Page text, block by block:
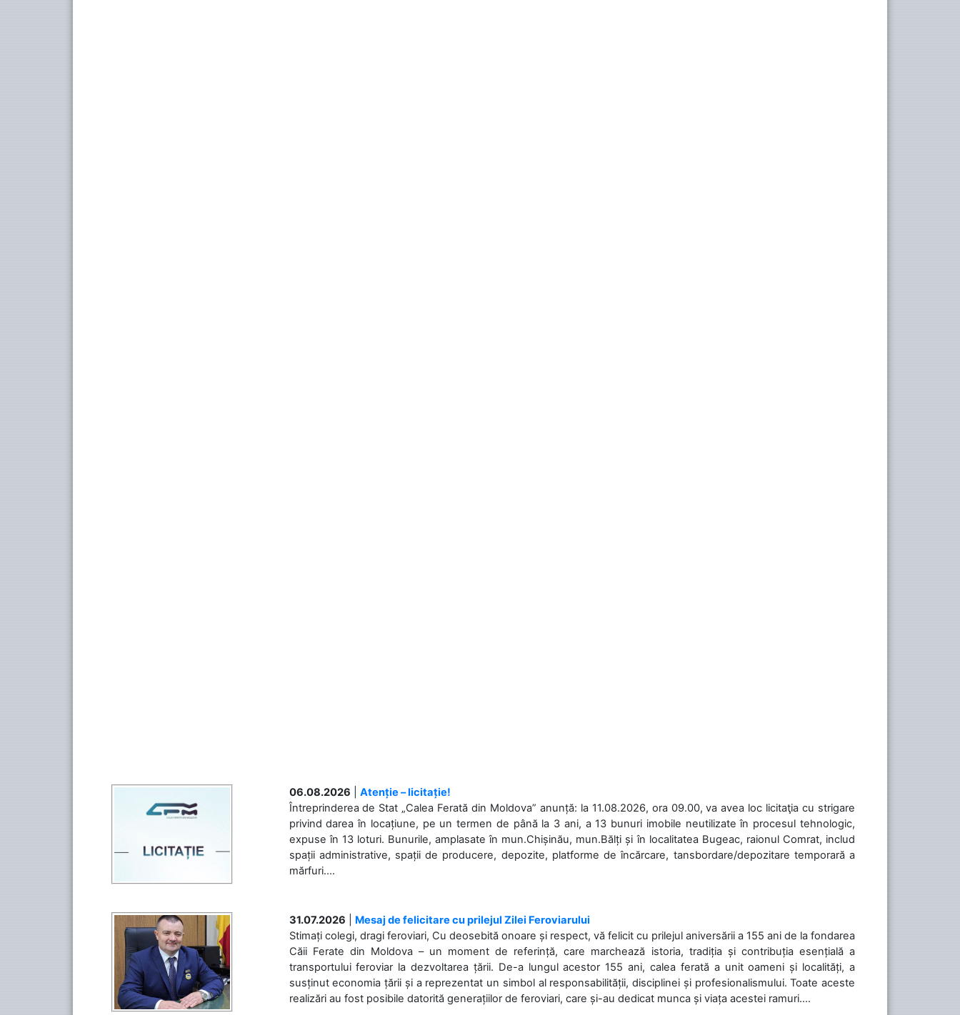
06.08.2026
Atenție – licitație!
Întreprinderea de Stat „Calea Ferată din Moldova” anunță: la 11.08.2026, ora 09.00, va avea loc licitaţia cu strigare
privind darea în locațiune, pe un termen de până la 3 ani, a 13 bunuri imobile neutilizate în procesul tehnologic,
expuse în 13 loturi. Bunurile, amplasate în mun.Chișinău, mun.Bălți și în localitatea Bugeac, raionul Comrat, includ
spații administrative, spații de producere, depozite, platforme de încărcare, tansbordare/depozitare temporară a
mărfuri....
31.07.2026
Mesaj de felicitare cu prilejul Zilei Feroviarului
Stimați colegi, dragi feroviari, Cu deosebită onoare și respect, vă felicit cu prilejul aniversării a 155 ani de la fondarea
Căii Ferate din Moldova – un moment de referință, care marchează istoria, tradiția și contribuția esențială a
transportului feroviar la dezvoltarea țării. De-a lungul acestor 155 ani, calea ferată a unit oameni și localități, a
susținut economia țării și a reprezentat un simbol al responsabilității, disciplinei și profesionalismului. Toate aceste
realizări au fost posibile datorită generațiilor de feroviari, care și-au dedicat munca și viața acestei ramuri....